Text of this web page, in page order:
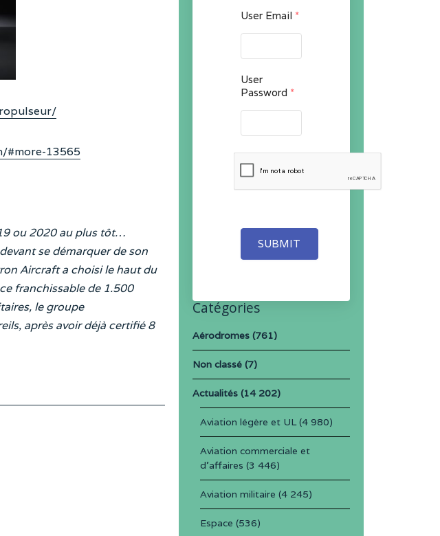
#more-13565
ou 2020 au plus tôt…
se démarquer de son
Aircraft a choisi le haut du
franchissable de 1.500
le groupe
après avoir déjà certifié 8
User Email *
User
Password *
SUBMIT
Catégories
Aérodromes(761)
Non classé(7)
Actualités(14 202)
Aviation légère et UL(4 980)
Aviation commerciale et
d'affaires (3 446)
Aviation militaire (4 245)
Espace (536)